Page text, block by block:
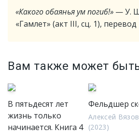
«Какого обаянья ум погиб!» — У.
«Гамлет» (акт III, сц. 1),
Вам также может
В пятьдесят лет
жизнь только
начинается. Книга 4
Фельдшер
Алексей
(2023)